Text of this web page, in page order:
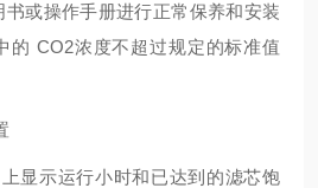
或操作手册进行正常保养和安装
的 CO2浓度不超过规定的标准值
显示运行小时和已达到的滤芯饱